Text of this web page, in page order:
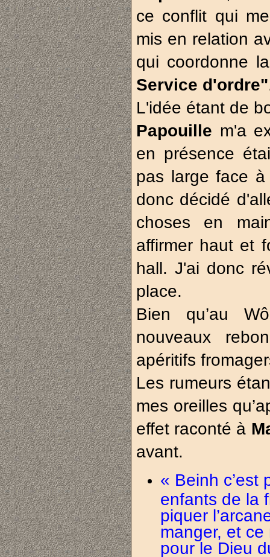
ce conflit qui
mis en relation
qui coordonne
Service d'ordre"
L'idée étant de
Papouille m'a
en présence
pas large face
donc décidé
choses en
affirmer haut et
hall. J'ai donc
place.
Bien qu’au
nouveaux
apéritifs
Les rumeurs
mes oreilles
effet raconté à
avant.
« Beinh c’est
enfants de la
piquer
manger, et ce
pour le Dieu